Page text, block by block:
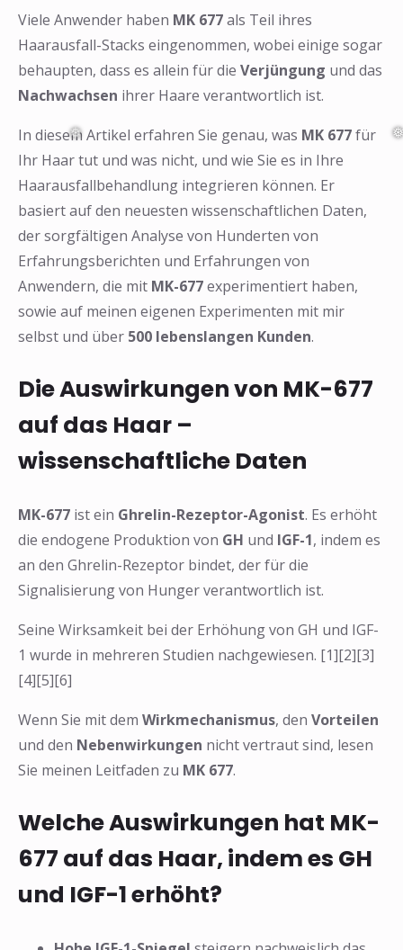
Viele Anwender haben MK 677als Teil ihres
Haarausfall-Stacks eingenommen, wobei einige sogar
behaupten, dass es allein für die Verjüngung und das
Nachwachsen ihrer Haare verantwortlich ist.
In diesem Artikel erfahren Sie genau, was MK 677für
Ihr Haar tut und was nicht, und wie Sie es in Ihre
Haarausfallbehandlung integrieren können. Er
basiert auf den neuesten wissenschaftlichen Daten,
der sorgfältigen Analyse von Hunderten von
Erfahrungsberichten und Erfahrungen von
Anwendern, die mit MK-677experimentiert haben,
sowie auf meinen eigenen Experimenten mit mir
selbst und über 500 lebenslangen Kunden.
Die Auswirkungen von MK-677
auf das Haar –
wissenschaftliche Daten
MK-677 ist ein Ghrelin-Rezeptor-Agonist. Es erhöht
die endogene Produktion von GH und IGF-1, indem es
an den Ghrelin-Rezeptor bindet, der für die
Signalisierung von Hunger verantwortlich ist.
Seine Wirksamkeit bei der Erhöhung von GH und IGF-
1 wurde in mehreren Studien nachgewiesen. [1][2][3]
[4][5][6]
Wenn Sie mit dem Wirkmechanismus, den Vorteilen
und den Nebenwirkungen nicht vertraut sind, lesen
Sie meinen Leitfaden zu MK 677.
Welche Auswirkungen hat MK-
677 auf das Haar, indem es GH
und IGF-1 erhöht?